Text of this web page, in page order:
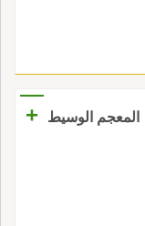
المعجم الوسيط +